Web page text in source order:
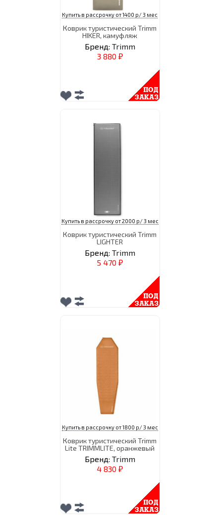
Купить в рассрочку от 1400 р/ 3 мес
Коврик туристический Trimm
HIKER, камуфляж
Бренд: Trimm
3 880 ₽
Купить в рассрочку от 2000 р/ 3 мес
Коврик туристический Trimm
LIGHTER
Бренд: Trimm
5 470 ₽
Купить в рассрочку от 1800 р/ 3 мес
Коврик туристический Trimm
Lite TRIMMLITE, оранжевый
Бренд: Trimm
4 830 ₽